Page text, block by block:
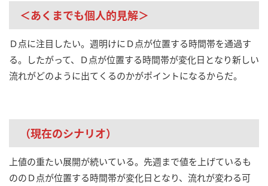
＜あくまでも個人的見解＞
Ｄ点に注目したい。週明けにＤ点が位置する時間帯を通過す
る。したがって、Ｄ点が位置する時間帯が変化日となり新しい
流れがどのように出てくるのかがポイントになるからだ。
（現在のシナリオ）
上値の重たい展開が続いている。先週まで値を上げているも
ののＤ点が位置する時間帯が変化日となり、流れが変わる可